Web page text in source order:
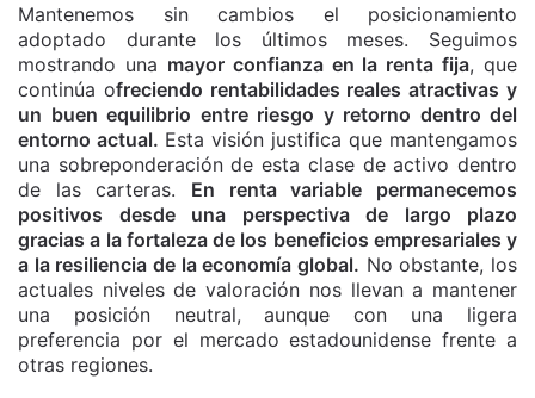
Mantenemos sin cambios el posicionamiento
adoptado durante los últimos meses. Seguimos
mostrando una mayor confianza en la renta fija, que
continúa ofreciendo rentabilidades reales atractivas y
un buen equilibrio entre riesgo y retorno dentro del
entorno actual. Esta visión justifica que mantengamos
una sobreponderación de esta clase de activo dentro
de las carteras. En renta variable permanecemos
positivos desde una perspectiva de largo plazo
gracias a la fortaleza de los beneficios empresariales y
a la resiliencia de la economía global. No obstante, los
actuales niveles de valoración nos llevan a mantener
una posición neutral, aunque con una ligera
preferencia por el mercado estadounidense frente a
otras regiones.